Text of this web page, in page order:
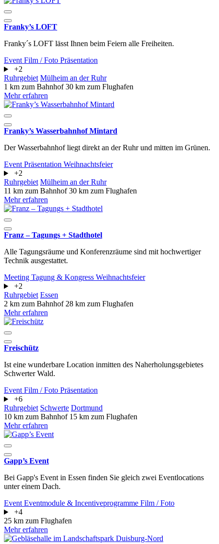
Franky’s LOFT
Franky´s LOFT lässt Ihnen beim Feiern alle Freiheiten.
Event Film / Foto Präsentation
+2
Ruhrgebiet Mülheim an der Ruhr
1 km zum Bahnhof30 km zum Flughafen
Mehr erfahren
Franky’s Wasserbahnhof Mintard
Der Wasserbahnhof liegt direkt an der Ruhr und mitten im Grünen.
Event Präsentation Weihnachtsfeier
+2
Ruhrgebiet Mülheim an der Ruhr
11 km zum Bahnhof30 km zum Flughafen
Mehr erfahren
Franz – Tagungs + Stadthotel
Alle Tagungsräume und Konferenzräume sind mit hochwertiger
Technik ausgestattet.
Meeting Tagung & Kongress Weihnachtsfeier
+2
Ruhrgebiet Essen
2 km zum Bahnhof 28 km zum Flughafen
Mehr erfahren
Freischütz
Ist eine wunderbare Location inmitten des Naherholungsgebietes
Schwerter Wald.
Event Film / Foto Präsentation
+6
Ruhrgebiet Schwerte Dortmund
10 km zum Bahnhof 15 km zum Flughafen
Mehr erfahren
Gapp’s Event
Bei Gapp's Event in Essen finden Sie gleich zwei Eventlocations
unter einem Dach.
Event Eventmodule & Incentiveprogramme Film / Foto
+4
25 km zum Flughafen
Mehr erfahren